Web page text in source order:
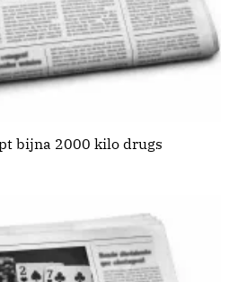
bijna 2000 kilo drugs